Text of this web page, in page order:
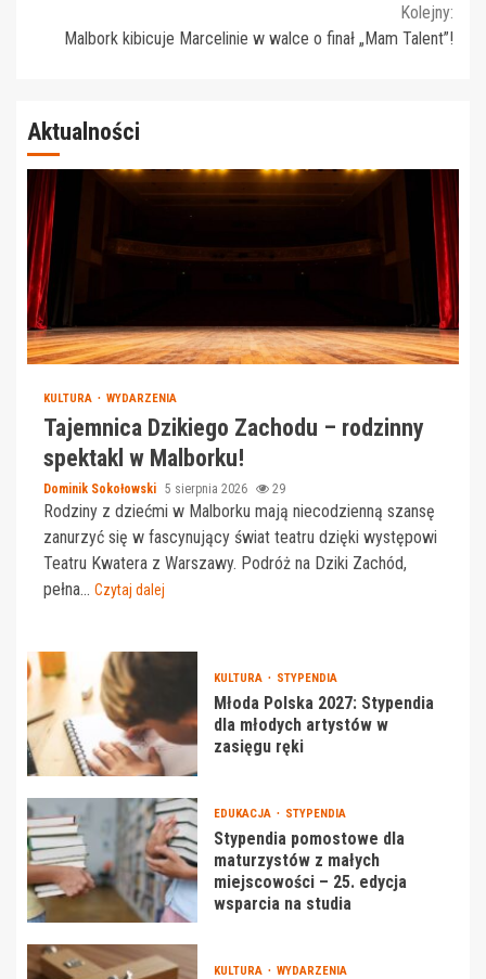
Kolejny:
Malbork kibicuje Marcelinie w walce o finał „Mam Talent”!
Aktualności
KULTURA WYDARZENIA
Tajemnica Dzikiego Zachodu – rodzinny
spektakl w Malborku!
Dominik Sokołowski 5 sierpnia 2026 29
Rodziny z dziećmi w Malborku mają niecodzienną szansę
zanurzyć się w fascynujący świat teatru dzięki występowi
Teatru Kwatera z Warszawy. Podróż na Dziki Zachód,
pełna... Czytaj dalej
KULTURA STYPENDIA
Młoda Polska 2027: Stypendia
dla młodych artystów w
zasięgu ręki
EDUKACJA STYPENDIA
Stypendia pomostowe dla
maturzystów z małych
miejscowości – 25. edycja
wsparcia na studia
KULTURA WYDARZENIA